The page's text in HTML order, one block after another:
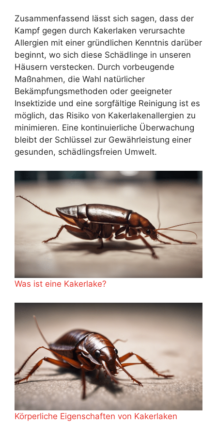
Zusammenfassend lässt sich sagen, dass der
Kampf gegen durch Kakerlaken verursachte
Allergien mit einer gründlichen Kenntnis darüber
beginnt, wo sich diese Schädlinge in unseren
Häusern verstecken. Durch vorbeugende
Maßnahmen, die Wahl natürlicher
Bekämpfungsmethoden oder geeigneter
Insektizide und eine sorgfältige Reinigung ist es
möglich, das Risiko von Kakerlakenallergien zu
minimieren. Eine kontinuierliche Überwachung
bleibt der Schlüssel zur Gewährleistung einer
gesunden, schädlingsfreien Umwelt.
Was ist eine Kakerlake?
Körperliche Eigenschaften von Kakerlaken